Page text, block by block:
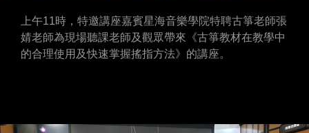
上午11時，特邀講座嘉賓星海音樂學院特聘古箏老師張
婧老師為現場聽課老師及觀眾帶來《古箏教材在教學中
的合理使用及快速掌握搖指方法》的講座。